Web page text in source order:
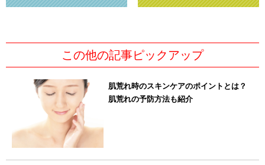
この他の記事ピックアップ
肌荒れ時のスキンケアのポイントとは？
肌荒れの予防方法も紹介